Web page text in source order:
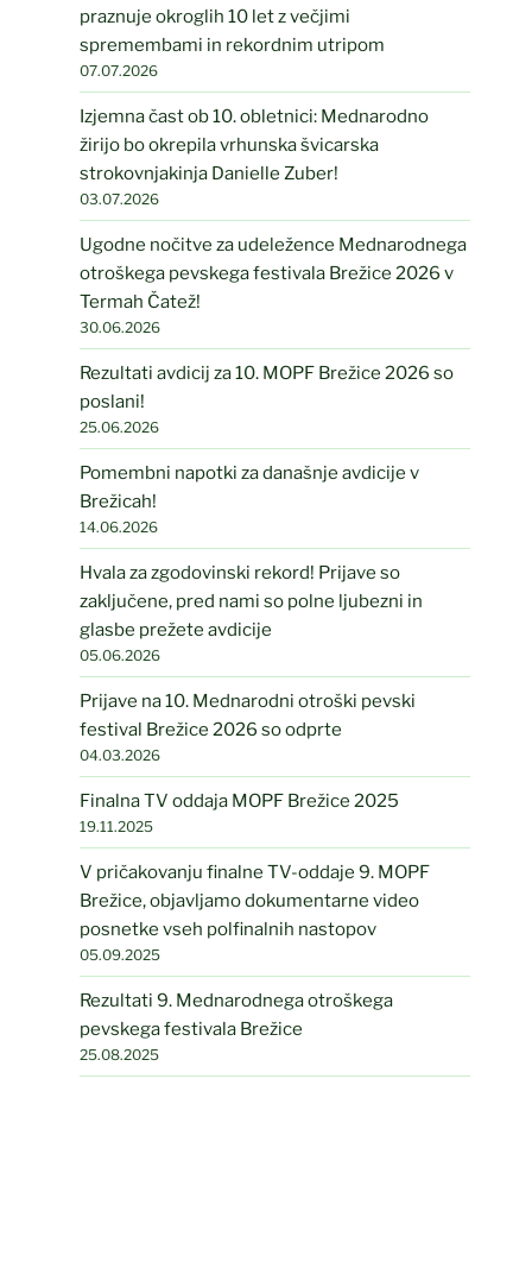
praznuje okroglih 10 let z večjimi
spremembami in rekordnim utripom
07.07.2026
Izjemna čast ob 10. obletnici: Mednarodno
žirijo bo okrepila vrhunska švicarska
strokovnjakinja Danielle Zuber!
03.07.2026
Ugodne nočitve za udeležence Mednarodnega
otroškega pevskega festivala Brežice 2026 v
Termah Čatež!
30.06.2026
Rezultati avdicij za 10. MOPF Brežice 2026 so
poslani!
25.06.2026
Pomembni napotki za današnje avdicije v
Brežicah!
14.06.2026
Hvala za zgodovinski rekord! Prijave so
zaključene, pred nami so polne ljubezni in
glasbe prežete avdicije
05.06.2026
Prijave na 10. Mednarodni otroški pevski
festival Brežice 2026 so odprte
04.03.2026
Finalna TV oddaja MOPF Brežice 2025
19.11.2025
V pričakovanju finalne TV-oddaje 9. MOPF
Brežice, objavljamo dokumentarne video
posnetke vseh polfinalnih nastopov
05.09.2025
Rezultati 9. Mednarodnega otroškega
pevskega festivala Brežice
25.08.2025